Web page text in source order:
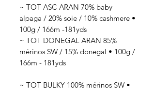
~ TOT ASC ARAN 70% baby
alpaga / 20% soie / 10% cashmere •
100g / 166m -181yds
~ TOT DONEGAL ARAN 85%
mérinos SW / 15% donegal • 100g /
166m - 181yds
~ TOT BULKY 100% mérinos SW •